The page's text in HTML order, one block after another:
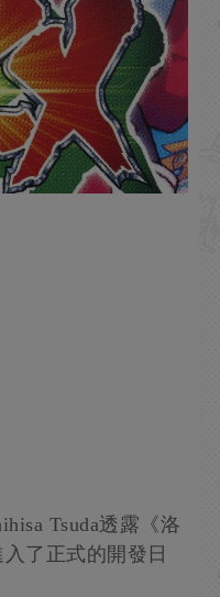
Tsuda透露《洛
了正式的開發日